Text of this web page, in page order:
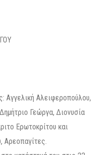
Αγγελική Αλειφεροπούλου,
Γεώργα, Διονυσία
Ερωτοκρίτου και